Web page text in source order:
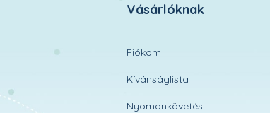
Vásárlóknak
Fiókom
Kívánságlista
Nyomonkövetés